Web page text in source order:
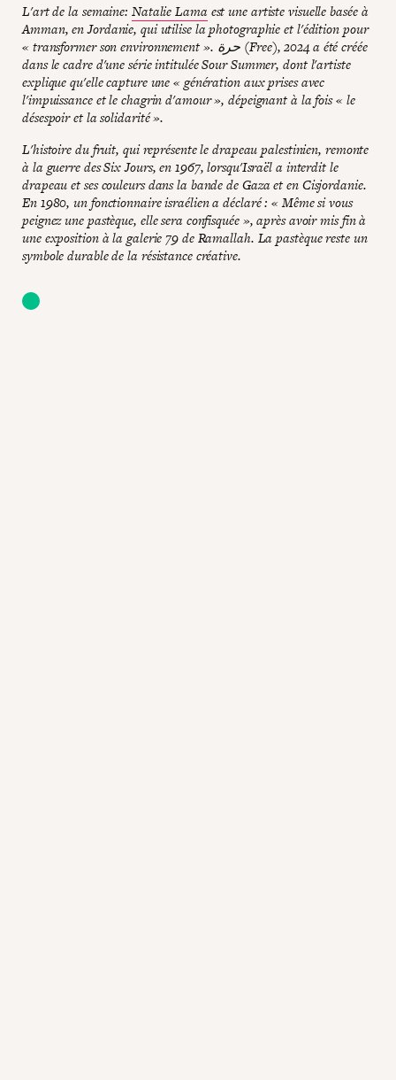
L'art de la semaine: Natalie Lama est une artiste visuelle basée à
Amman, en Jordanie, qui utilise la photographie et l'édition pour
« transformer son environnement ». حرة (Free), 2024 a été créée
dans le cadre d'une série intitulée Sour Summer, dont l'artiste
explique qu'elle capture une « génération aux prises avec
l'impuissance et le chagrin d'amour », dépeignant à la fois « le
désespoir et la solidarité ».
L'histoire du fruit, qui représente le drapeau palestinien, remonte
à la guerre des Six Jours, en 1967, lorsqu'Israël a interdit le
drapeau et ses couleurs dans la bande de Gaza et en Cisjordanie.
En 1980, un fonctionnaire israélien a déclaré : « Même si vous
peignez une pastèque, elle sera confisquée », après avoir mis fin à
une exposition à la galerie 79 de Ramallah. La pastèque reste un
symbole durable de la résistance créative.